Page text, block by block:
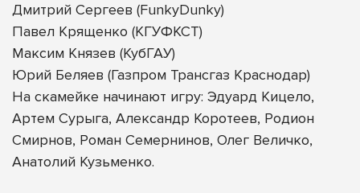
Дмитрий Сергеев (FunkyDunky)
Павел Крященко (КГУФКСТ)
Максим Князев (КубГАУ)
Юрий Беляев (Газпром Трансгаз Краснодар)
На скамейке начинают игру: Эдуард Кицело,
Артем Сурыга, Александр Коротеев, Родион
Смирнов, Роман Семернинов, Олег Величко,
Анатолий Кузьменко.